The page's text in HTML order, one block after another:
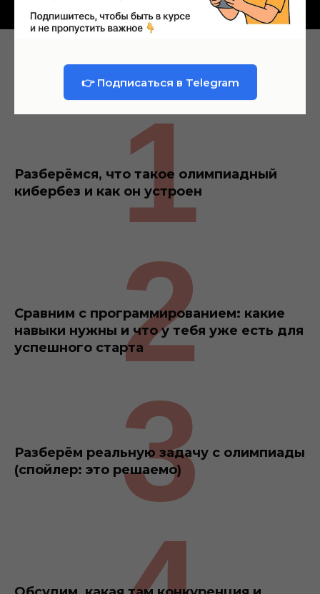
Что будет наэфире
Разберёмся, что такое олимпиадный
кибербез и как он устроен
1
Сравним с программированием: какие
навыки нужны и что у тебя уже есть для
успешного старта
2
Разберём реальную задачу с олимпиады
(спойлер: это решаемо)
3
👉 Подписаться в Telegram